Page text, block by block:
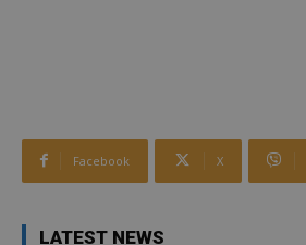
Facebook X
LATEST NEWS